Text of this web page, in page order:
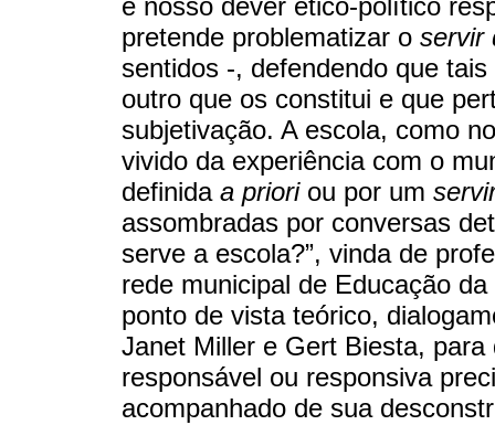
é nosso dever ético-político
pretende problematizar o servir
sentidos -, defendendo que
outro que os constitui e que
subjetivação. A escola, como
vivido da experiência com o
definida a prioriou por um
assombradas por conversas
serve a escola?”, vinda de
rede municipal de Educação
ponto de vista teórico,
Janet Miller e Gert Biesta,
responsável ou responsiva
acompanhado de sua